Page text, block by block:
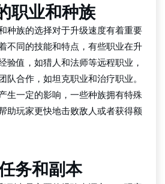
职业和种族
种族的选择对于升级速度有着重要
不同的技能和特点，有些职业在升
验值，如猎人和法师等远程职业，
队合作，如坦克职业和治疗职业。
生一定的影响，一些种族拥有特殊
助玩家更快地击败敌人或者获得额
务和副本